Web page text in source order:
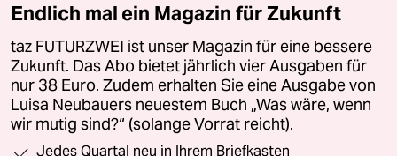
Endlich mal ein Magazin für Zukunft
taz FUTURZWEI ist unser Magazin für eine bessere
Zukunft. Das Abo bietet jährlich vier Ausgaben für
nur 38 Euro. Zudem erhalten Sie eine Ausgabe von
Luisa Neubauers neuestem Buch „Was wäre, wenn
wir mutig sind?“ (solange Vorrat reicht).
Jedes Quartal neu in Ihrem Briefkasten